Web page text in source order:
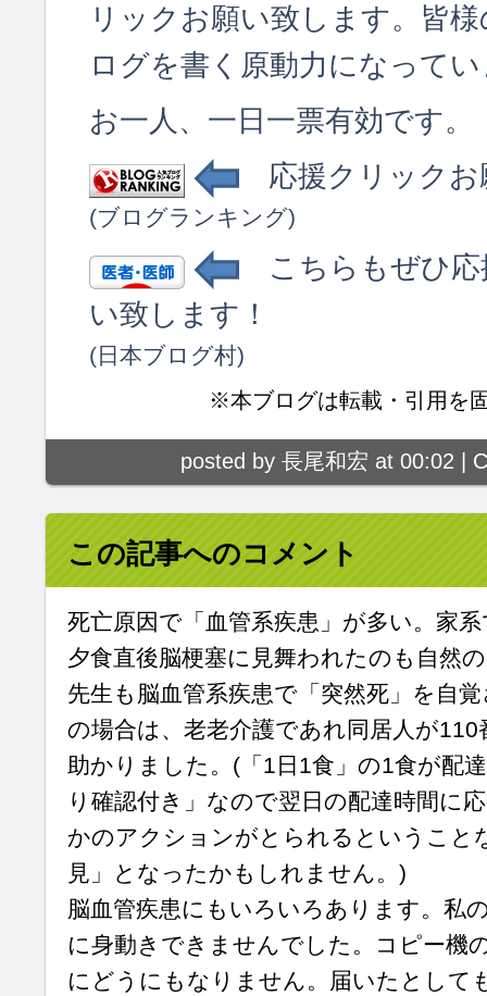
リックお願い致します。皆
ログを書く原動力になって
お一人、一日一票有効です。
応援クリックお
(ブログランキング)
こちらもぜひ応
い致します！
(日本ブログ村)
※本ブログは転載・引用を
posted by 長尾和宏 at 00:02 |
この記事へのコメント
死亡原因で「血管系疾患」が多い。家
夕食直後脳梗塞に見舞われたのも自然
先生も脳血管系疾患で「突然死」を自
の場合は、老老介護であれ同居人が
助かりました。(「1日1食」の1食が配
り確認付き」なので翌日の配達時間に
かのアクションがとられるということ
見」となったかもしれません。)
脳血管疾患にもいろいろあります。私
に身動きできませんでした。コピー機
にどうにもなりません。届いたとして